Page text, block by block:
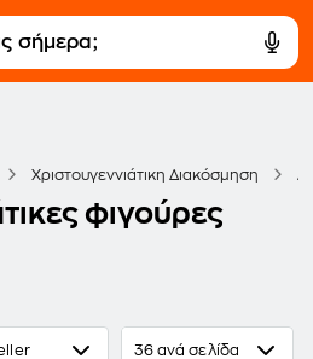
Χριστουγεννιάτικη Διακόσμηση
φιγούρες
36 ανά σελίδα